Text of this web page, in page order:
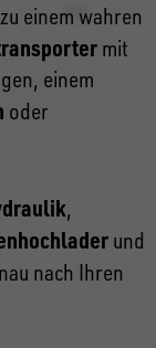
einem wahren
mit
einem
oder
,
und
nach Ihren